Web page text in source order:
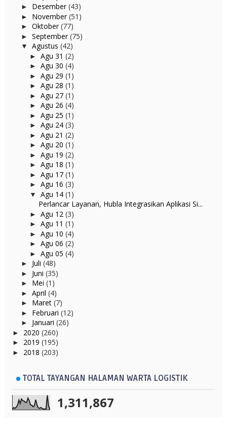
► Desember(43)
► November(51)
► Oktober(77)
► September(75)
▼ Agustus (42)
► Agu 31 (2)
► Agu 30 (4)
► Agu 29 (1)
► Agu 28 (1)
► Agu 27 (1)
► Agu 26 (4)
► Agu 25 (1)
► Agu 24 (3)
► Agu 21 (2)
► Agu 20 (1)
► Agu 19 (2)
► Agu 18 (1)
► Agu 17 (1)
► Agu 16 (3)
▼ Agu 14 (1)
Perlancar Layanan, Hubla Integrasikan Aplikasi Si...
► Agu 12 (3)
► Agu 11 (1)
► Agu 10 (4)
► Agu 06 (2)
► Agu 05 (4)
► Juli (48)
► Juni (35)
► Mei (1)
► April (4)
► Maret (7)
► Februari (12)
► Januari (26)
► 2020 (260)
► 2019 (195)
► 2018 (203)
TOTAL TAYANGAN HALAMAN WARTA LOGISTIK
1,311,867